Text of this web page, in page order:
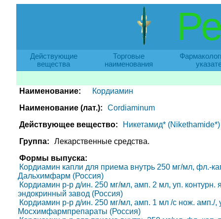
Действующие
вещества
Торговые
наименования
Наименование:
Кордиамин
Наименование (лат.):
Cordiaminum
Действующее вещество:
Никетамид* (Nikethamide*)
Группа:
Лекарственные средства.
Формы выпуска:
Кордиамин капли для приема внутрь 250 мг/мл, фл.-
Дальхимфарм (Россия)
Кордиамин р-р д/ин. 250 мг/мл, амп. 2 мл, уп. контурн.
эндокринный завод (Россия)
Кордиамин р-р д/ин. 250 мг/мл, амп. 1 мл /с нож. амп./,
Мосхимфармпрепараты (Россия)